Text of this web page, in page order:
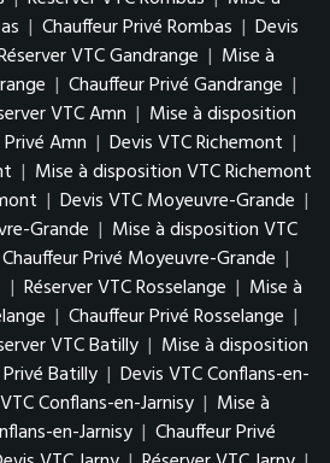
| Chauffeur Privé Rombas | Devis
VTC Gandrange | Mise à
| Chauffeur Privé Gandrange |
VTC Amn | Mise à disposition
Amn | Devis VTC Richemont |
| Mise à disposition VTC Richemont
| Devis VTC Moyeuvre-Grande |
Grande | Mise à disposition VTC
Chauffeur Privé Moyeuvre-Grande |
| Réserver VTC Rosselange | Mise à
| Chauffeur Privé Rosselange |
VTC Batilly | Mise à disposition
Batilly | Devis VTC Conflans-en-
Conflans-en-Jarnisy | Mise à
en-Jarnisy | Chauffeur Privé